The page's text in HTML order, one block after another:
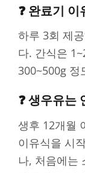
❓ 완료기
하루 3회 제
다. 간식은
300~500g 정
❓ 생우유는
생후 12개월
이유식을 시
나, 처음에는